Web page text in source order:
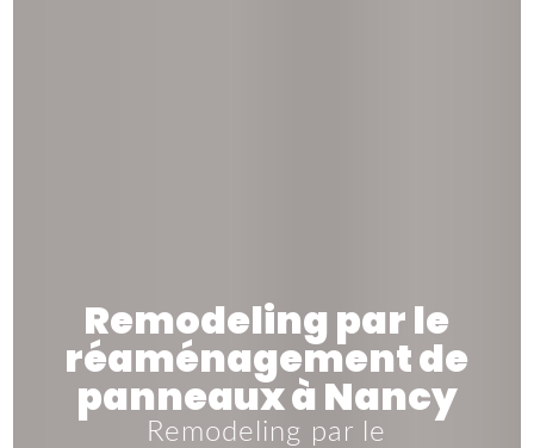
Remodeling par le
réaménagement de
panneaux à Nancy
Remodeling par le